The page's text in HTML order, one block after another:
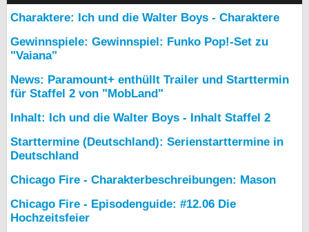
Charaktere: Ich und die Walter Boys - Charaktere
Gewinnspiele: Gewinnspiel: Funko Pop!-Set zu
"Vaiana"
News: Paramount+ enthüllt Trailer und Starttermin
für Staffel 2 von "MobLand"
Inhalt: Ich und die Walter Boys - Inhalt Staffel 2
Starttermine (Deutschland): Serienstarttermine in
Deutschland
Chicago Fire - Charakterbeschreibungen: Mason
Chicago Fire - Episodenguide: #12.06 Die
Hochzeitsfeier